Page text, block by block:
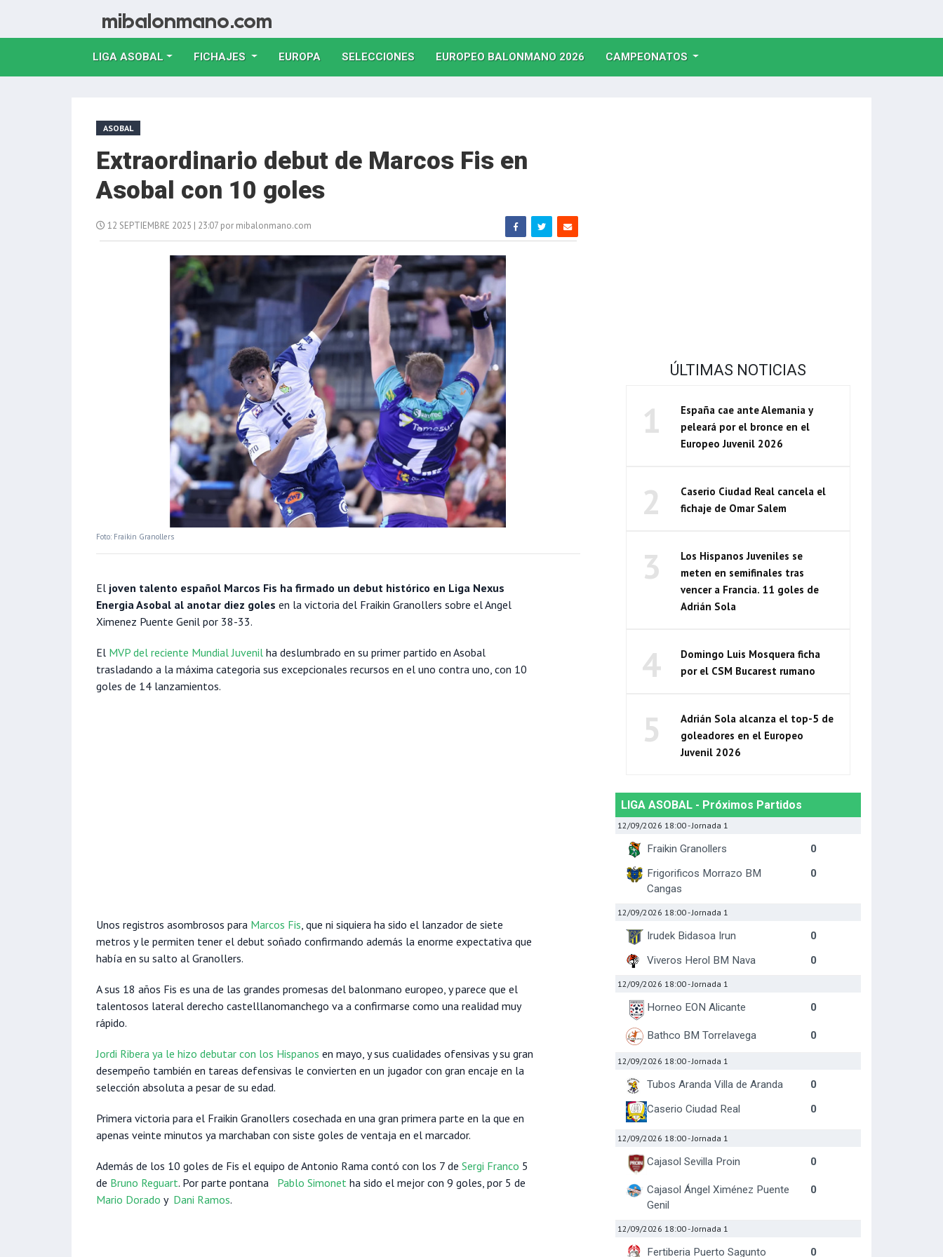
LIGA ASOBAL FICHAJES EUROPA(CURRENT)
SELECCIONES(CURRENT)
EUROPEO BALONMANO 2026(CURRENT)
CAMPEONATOS
ASOBAL
Extraordinario debut de Marcos Fis en
Asobal con 10 goles
12 SEPTIEMBRE 2025 | 23:07 por mibalonmano.com
Foto: Fraikin Granollers
El joven talento español Marcos Fis ha firmado un debut histórico en Liga Nexus
Energia Asobal al anotar diez goles en la victoria del Fraikin Granollers sobre el Angel
Ximenez Puente Genil por 38-33.
El MVP del reciente Mundial Juvenil ha deslumbrado en su primer partido en Asobal
trasladando a la máxima categoria sus excepcionales recursos en el uno contra uno, con 10
goles de 14 lanzamientos.
Unos registros asombrosos para Marcos Fis, que ni siquiera ha sido el lanzador de siete
metros y le permiten tener el debut soñado confirmando además la enorme expectativa que
había en su salto al Granollers.
A sus 18 años Fis es una de las grandes promesas del balonmano europeo, y parece que el
talentosos lateral derecho castelllanomanchego va a confirmarse como una realidad muy
rápido.
Jordi Ribera ya le hizo debutar con los Hispanos en mayo, y sus cualidades ofensivas y su gran
desempeño también en tareas defensivas le convierten en un jugador con gran encaje en la
selección absoluta a pesar de su edad.
Primera victoria para el Fraikin Granollers cosechada en una gran primera parte en la que en
apenas veinte minutos ya marchaban con siste goles de ventaja en el marcador.
Además de los 10 goles de Fis el equipo de Antonio Rama contó con los 7 de Sergi Franco 5
de Bruno Reguart. Por parte pontana Pablo Simonet ha sido el mejor con 9 goles, por 5 de
Mario Dorado y Dani Ramos.
ÚLTIMAS NOTICIAS
1
España cae ante Alemania y
peleará por el bronce en el
Europeo Juvenil 2026
2
Caserio Ciudad Real cancela el
fichaje de Omar Salem
3
Los Hispanos Juveniles se
meten en semifinales tras
vencer a Francia. 11 goles de
Adrián Sola
4
Domingo Luis Mosquera ficha
por el CSM Bucarest rumano
5
Adrián Sola alcanza el top-5 de
goleadores en el Europeo
Juvenil 2026
LIGA ASOBAL - Próximos Partidos
12/09/2026 18:00- Jornada 1
Fraikin Granollers
0
Frigorificos Morrazo BM
Cangas
0
12/09/2026 18:00- Jornada 1
Irudek Bidasoa Irun
0
Viveros Herol BM Nava
0
12/09/2026 18:00- Jornada 1
Horneo EON Alicante 0
Bathco BM Torrelavega 0
12/09/2026 18:00- Jornada 1
Tubos Aranda Villa de Aranda
0
Caserio Ciudad Real
0
12/09/2026 18:00- Jornada 1
Cajasol Sevilla Proin 0
Cajasol Ángel Ximénez Puente
Genil
0
12/09/2026 18:00- Jornada 1
Fertiberia Puerto Sagunto
0